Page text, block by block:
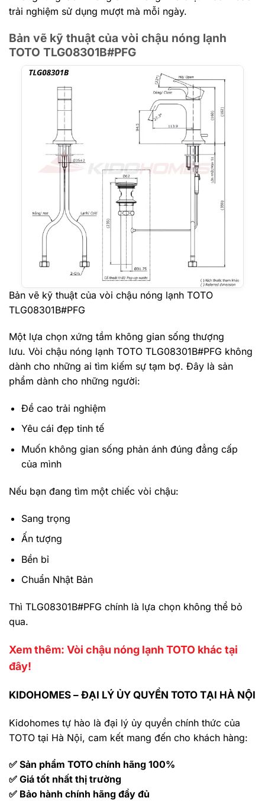
trải nghiệm sử dụng mượt mà mỗi ngày.
Bản vẽ kỹ thuật của vòi chậu nóng lạnh
TOTO TLG08301B#PFG
Bản vẽ kỹ thuật của vòi chậu nóng lạnh TOTO
TLG08301B#PFG
Một lựa chọn xứng tầm không gian sống thượng
lưu. Vòi chậu nóng lạnh TOTO TLG08301B#PFG không
dành cho những ai tìm kiếm sự tạm bợ. Đây là sản
phẩm dành cho những người:
Đề cao trải nghiệm
Yêu cái đẹp tinh tế
Muốn không gian sống phản ánh đúng đẳng cấp
của mình
Nếu bạn đang tìm một chiếc vòi chậu:
Sang trọng
Ấn tượng
Bền bỉ
Chuẩn Nhật Bản
Thì TLG08301B#PFG chính là lựa chọn không thể bỏ
qua.
Xem thêm: Vòi chậu nóng lạnh TOTO khác tại
đây!
KIDOHOMES – ĐẠI LÝ ỦY QUYỀN TOTO TẠI HÀ NỘI
Kidohomes tự hào là đại lý ủy quyền chính thức của
TOTO tại Hà Nội, cam kết mang đến cho khách hàng:
✅ Sản phẩm TOTO chính hãng 100%
✅ Giá tốt nhất thị trường
✅ Bảo hành chính hãng đầy đủ